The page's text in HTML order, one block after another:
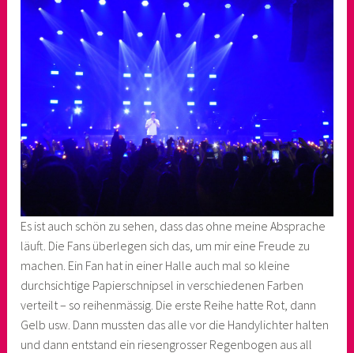
Es ist auch schön zu sehen, dass das ohne meine Absprache
läuft. Die Fans überlegen sich das, um mir eine Freude zu
machen. Ein Fan hat in einer Halle auch mal so kleine
durchsichtige Papierschnipsel in verschiedenen Farben
verteilt – so reihenmässig. Die erste Reihe hatte Rot, dann
Gelb usw. Dann mussten das alle vor die Handylichter halten
und dann entstand ein riesengrosser Regenbogen aus all